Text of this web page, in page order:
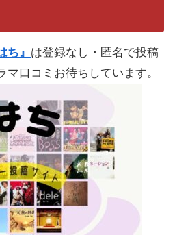
ち』 は登録なし・匿名で投稿
口コミお待ちしています。